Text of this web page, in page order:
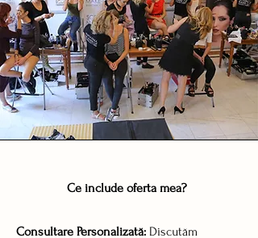
Ce include oferta mea?
Consultare Personalizată: Discutăm